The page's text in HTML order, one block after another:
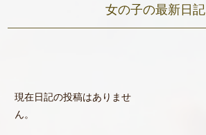
女の子の最新日記
現在日記の投稿はありませ
ん。